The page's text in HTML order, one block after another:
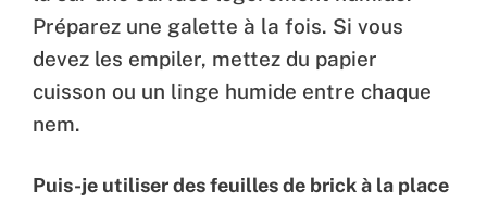
Préparez une galette à la fois. Si vous
devez les empiler, mettez du papier
cuisson ou un linge humide entre chaque
nem.
Puis-je utiliser des feuilles de brick à la place